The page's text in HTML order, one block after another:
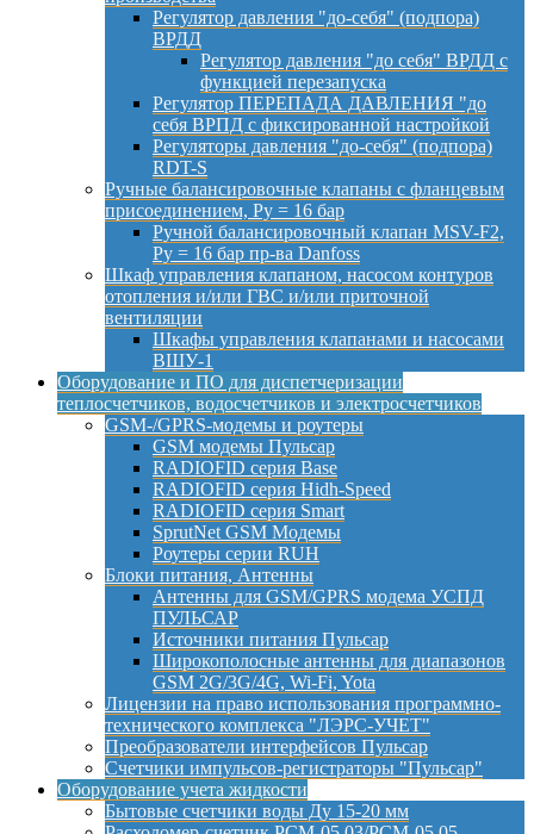
Регулятор давления "до-себя" (подпора)
ВРДД
Регулятор давления "до себя" ВРДД с
функцией перезапуска
Регулятор ПЕРЕПАДА ДАВЛЕНИЯ "до
себя ВРПД с фиксированной настройкой
Регуляторы давления "до-себя" (подпора)
RDT-S
Ручные балансировочные клапаны с фланцевым
присоединением, Py = 16 бар
Ручной балансировочный клапан MSV-F2,
Py = 16 бар пр-ва Danfoss
Шкаф управления клапаном, насосом контуров
отопления и/или ГВС и/или приточной
вентиляции
Шкафы управления клапанами и насосами
ВШУ-1
Оборудование и ПО для диспетчеризации
теплосчетчиков, водосчетчиков и электросчетчиков
GSM-/GPRS-модемы и роутеры
GSM модемы Пульсар
RADIOFID серия Base
RADIOFID серия Hidh-Speed
RADIOFID серия Smart
SprutNet GSM Модемы
Роутеры серии RUH
Блоки питания, Антенны
Антенны для GSM/GPRS модема УСПД
ПУЛЬСАР
Источники питания Пульсар
Широкополосные антенны для диапазонов
GSM 2G/3G/4G, Wi-Fi, Yota
Лицензии на право использования программно-
технического комплекса "ЛЭРС-УЧЕТ"
Преобразователи интерфейсов Пульсар
Счетчики импульсов-регистраторы "Пульсар"
Оборудование учета жидкости
Бытовые счетчики воды Ду 15-20 мм